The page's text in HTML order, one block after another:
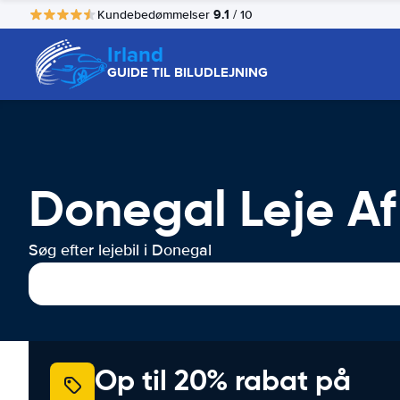
Kundebedømmelser 9.1 / 10
Irland
GUIDE TIL BILUDLEJNING
Donegal Leje
Søg efter lejebil i Donegal
Op til 20% rabat på